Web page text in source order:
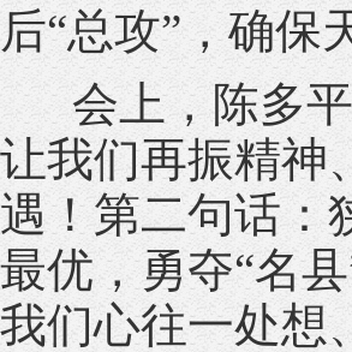
后“总攻”，确保
会上，陈多平
让我们再振精神
遇！第二句话：
最优，勇夺“名
我们心往一处想